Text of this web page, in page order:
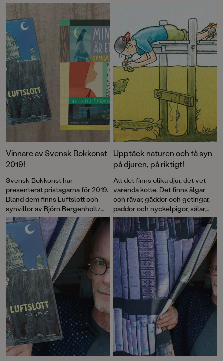
Obi. Böcker som tål att läsas om och om igen!
Vinnare av Svensk Bokkonst
2019!
Svensk Bokkonst har
presenterat pristagarna för 2019.
Bland dem finns Luftslott och
synvillor av Björn Bergenholtz
och Min syster är ett spöke av
Lena Sjöberg.
Upptäck naturen och få syn
på djuren, på riktigt!
Att det finns olika djur, det vet
varenda kotte. Det finns älgar
och rävar, gäddor och getingar,
paddor och nyckelpigor, sälar,
maskar, kråkor, fjärilar och många
fler. Men hur får man se dem i
verkligheten? Det vet Björn
Bergenholtz som i en ny bok
delar med sig av sina bästa tips.